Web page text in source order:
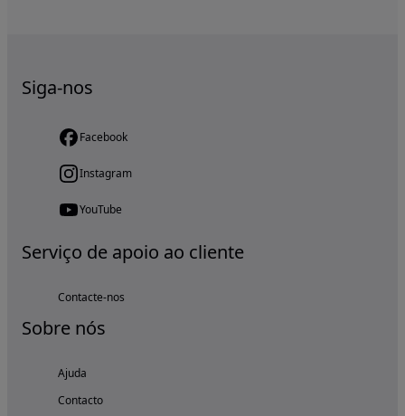
Siga-nos
Facebook
Instagram
YouTube
Serviço de apoio ao cliente
Contacte-nos
Sobre nós
Ajuda
Contacto